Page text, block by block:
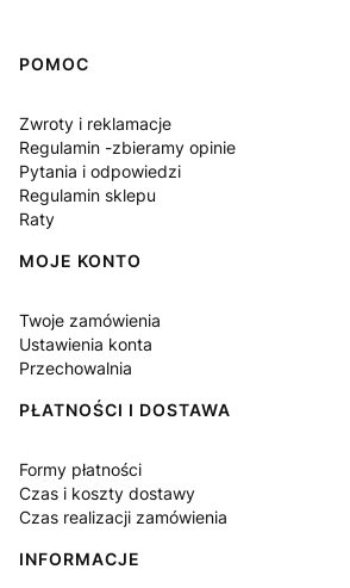
Linki w stopce
POMOC
Zwroty i reklamacje
Regulamin -zbieramy opinie
Pytania i odpowiedzi
Regulamin sklepu
Raty
MOJE KONTO
Twoje zamówienia
Ustawienia konta
Przechowalnia
PŁATNOŚCI I DOSTAWA
Formy płatności
Czas i koszty dostawy
Czas realizacji zamówienia
INFORMACJE